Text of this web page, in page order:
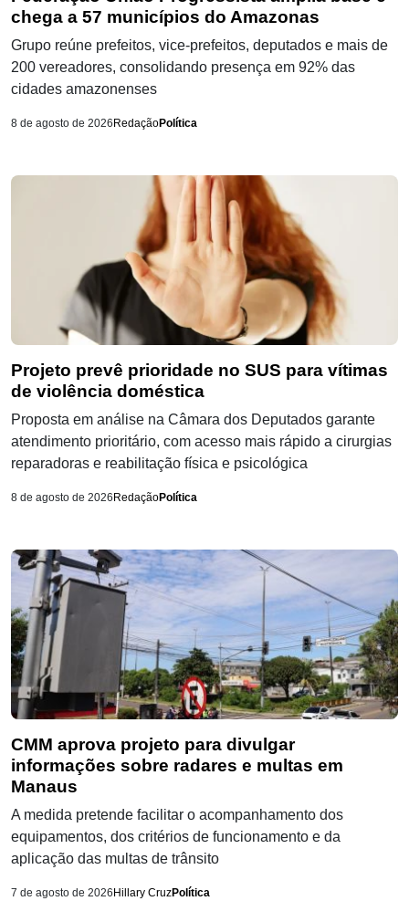
chega a 57 municípios do Amazonas
Grupo reúne prefeitos, vice-prefeitos, deputados e mais de
200 vereadores, consolidando presença em 92% das
cidades amazonenses
8 de agosto de 2026 RedaçãoPolítica
Projeto prevê prioridade no SUS para vítimas
de violência doméstica
Proposta em análise na Câmara dos Deputados garante
atendimento prioritário, com acesso mais rápido a cirurgias
reparadoras e reabilitação física e psicológica
8 de agosto de 2026 RedaçãoPolítica
CMM aprova projeto para divulgar
informações sobre radares e multas em
Manaus
A medida pretende facilitar o acompanhamento dos
equipamentos, dos critérios de funcionamento e da
aplicação das multas de trânsito
7 de agosto de 2026 Hillary CruzPolítica